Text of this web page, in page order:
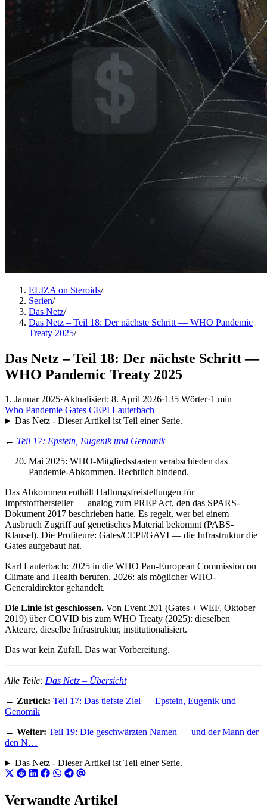
ELIZA on Steroids/
Serien/
Das Netz/
Das Netz – Teil 18: Der nächste Schritt — WHO Pandemic
Treaty 2025/
Das Netz – Teil 18: Der nächste Schritt —
WHO Pandemic Treaty 2025
1. Januar 2025·Aktualisiert: 8. April 2026·135 Wörter·1 min
Who Pandemie Gates CEPI Lauterbach
Das Netz - Dieser Artikel ist Teil einer Serie.
← Teil 17: Epstein, Eugenik und Genomik
Mai 2025: WHO-Mitgliedsstaaten verabschieden das
Pandemie-Abkommen. Rechtlich bindend.
Das Abkommen enthält Haftungsfreistellungen für
Impfstoffhersteller — analog zum PREP Act, den das SPARS-
Dokument 2017 beschrieben hatte. Es regelt, wer bei einem
Ausbruch Zugriff auf genetisches Material bekommt (PABS-
Klausel). Die Profiteure: Gates/CEPI/GAVI — die Infrastruktur die
Gates aufgebaut hat.
Karl Lauterbach: 2025 in die WHO Pan-European Commission on
Climate and Health berufen. 2026: als möglicher WHO-
Generaldirektor gehandelt.
Die Linie ist geschlossen. Von Event 201 (Gates + WEF, Oktober
2019) über COVID bis zum WHO Treaty (2025): dieselben
Akteure, dieselbe Infrastruktur, institutionalisiert.
Das war kein Zufall. Das war Vorbereitung.
Alle Teile: Das Netz – Übersicht
← Zurück: Teil 17: Das tiefste Ziel — Epstein, Eugenik und
Genomik
→ Weiter: Teil 19: Die geschwärzten Namen — und der Mann der
den N…
Das Netz - Dieser Artikel ist Teil einer Serie.
Verwandte Artikel